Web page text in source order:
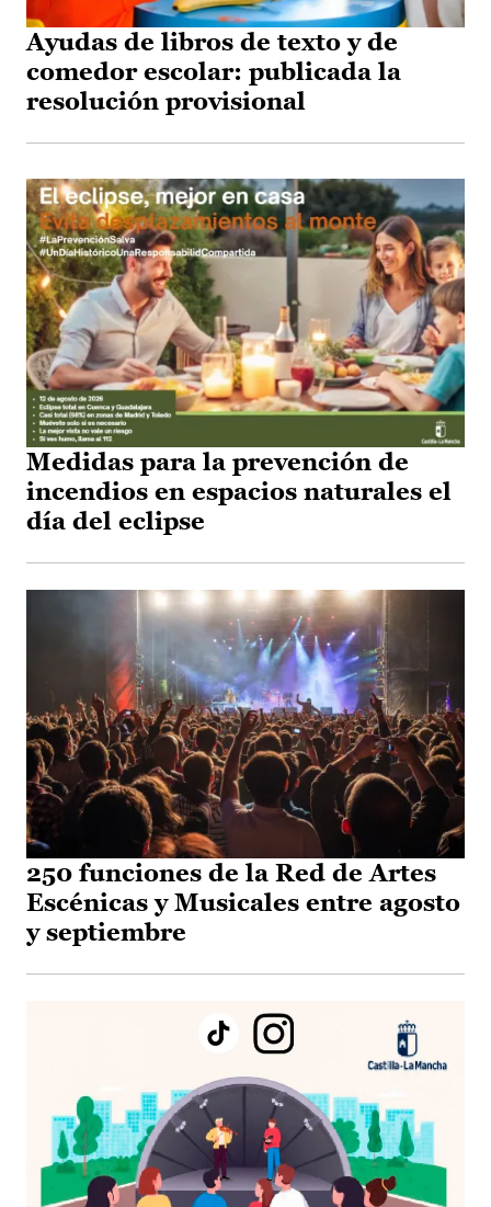
Ayudas de libros de texto y de
comedor escolar: publicada la
resolución provisional
Medidas para la prevención de
incendios en espacios naturales el
día del eclipse
250 funciones de la Red de Artes
Escénicas y Musicales entre agosto
y septiembre